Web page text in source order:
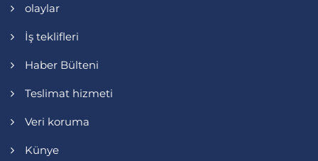
olaylar
İş teklifleri
Haber Bülteni
Teslimat hizmeti
Veri koruma
Künye